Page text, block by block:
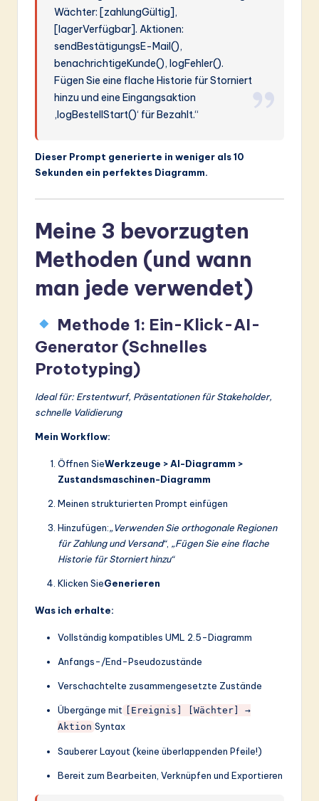
Wächter: [zahlungGültig],
[lagerVerfügbar]. Aktionen:
sendBestätigungsE-Mail(),
benachrichtigeKunde(), logFehler().
Fügen Sie eine flache Historie für Storniert
hinzu und eine Eingangsaktion
‚logBestellStart()‘ für Bezahlt.“
Dieser Prompt generierte in weniger als 10
Sekunden ein perfektes Diagramm.
Meine 3 bevorzugten
Methoden (und wann
man jede verwendet)
Methode 1: Ein-Klick-AI-
Generator (Schnelles
Prototyping)
Ideal für: Erstentwurf, Präsentationen für Stakeholder,
schnelle Validierung
Mein Workflow:
Öffnen SieWerkzeuge > AI-Diagramm >
Zustandsmaschinen-Diagramm
Meinen strukturierten Prompt einfügen
Hinzufügen:„Verwenden Sie orthogonale Regionen
für Zahlung und Versand“, „Fügen Sie eine flache
Historie für Storniert hinzu“
Klicken SieGenerieren
Was ich erhalte:
Vollständig kompatibles UML 2.5-Diagramm
Anfangs-/End-Pseudozustände
Verschachtelte zusammengesetzte Zustände
Übergänge mit
[Ereignis] [Wächter] →
Aktion Syntax
Sauberer Layout (keine überlappenden Pfeile!)
Bereit zum Bearbeiten, Verknüpfen und Exportieren